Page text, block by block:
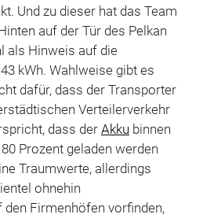
Und zu dieser hat das Team
auf der Tür des Pelkan
als Hinweis auf die
kWh. Wahlweise gibt es
dafür, dass der Transporter
Verteilerverkehr
dass der Akku binnen
Prozent geladen werden
Traumwerte, allerdings
ohnehin
Firmenhöfen vorfinden,